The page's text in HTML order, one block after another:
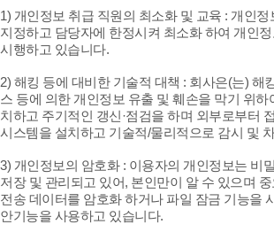
1) 개인정보 취급 직원의 최소화 및 교육 : 개인
지정하고 담당자에 한정시켜 최소화 하여 개인
시행하고 있습니다.
2) 해킹 등에 대비한 기술적 대책 : 회사은(는) 해
스 등에 의한 개인정보 유출 및 훼손을 막기 위하
치하고 주기적인 갱신·점검을 하며 외부로부터
시스템을 설치하고 기술적/물리적으로 감시 및
3) 개인정보의 암호화 : 이용자의 개인정보는 비
저장 및 관리되고 있어, 본인만이 알 수 있으며
전송 데이터를 암호화 하거나 파일 잠금 기능을
안기능을 사용하고 있습니다.